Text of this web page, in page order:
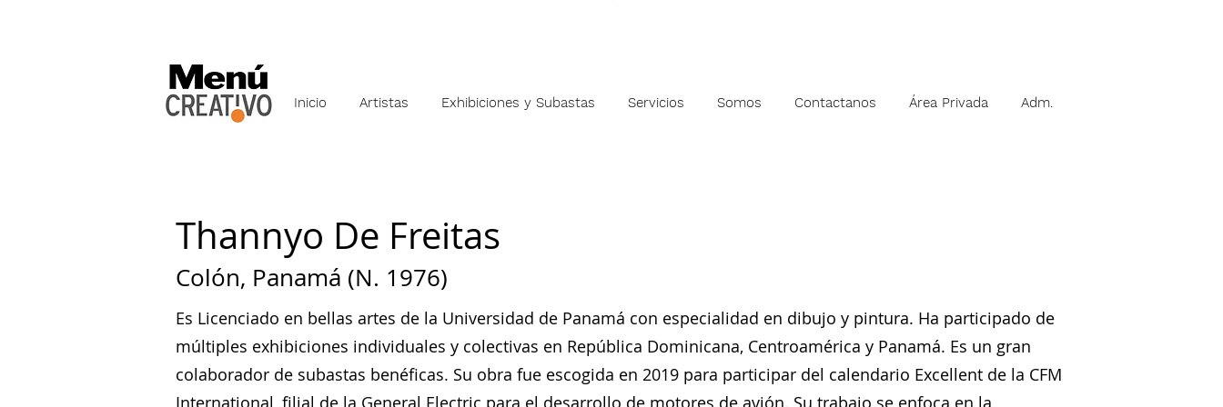
Inicio Artistas Exhibiciones y Subastas Servicios Somos Contactanos Área Privada Adm.
Thannyo De Freitas
Colón, Panamá (N. 1976)
Es Licenciado en bellas artes de la Universidad de Panamá con especialidad en dibujo y pintura. Ha participado de
múltiples exhibiciones individuales y colectivas en República Dominicana, Centroamérica y Panamá. Es un gran
colaborador de subastas benéficas. Su obra fue escogida en 2019 para participar del calendario Excellent de la CFM
International, filial de la General Electric para el desarrollo de motores de avión. Su trabajo se enfoca en la